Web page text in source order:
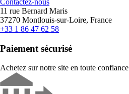
Contactez-nous
11 rue Bernard Maris
37270 Montlouis-sur-Loire, France
+33 1 86 47 62 58
Paiement sécurisé
Achetez sur notre site en toute confiance